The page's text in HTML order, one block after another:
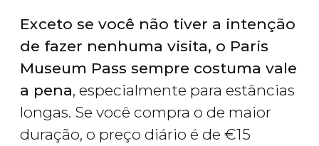
Exceto se você não tiver a intenção
de fazer nenhuma visita, o Paris
Museum Pass sempre costuma vale
a pena, especialmente para estâncias
longas. Se você compra o de maior
duração, o preço diário é de €15